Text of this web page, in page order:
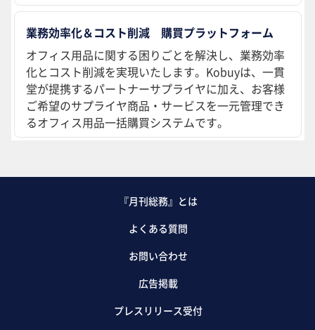
業務効率化＆コスト削減 購買プラットフォーム
オフィス用品に関する困りごとを解決し、業務効率
化とコスト削減を実現いたします。Kobuyは、一貫
堂が提携するパートナーサプライヤに加え、お客様
ご希望のサプライヤ商品・サービスを一元管理でき
るオフィス用品一括購買システムです。
『月刊総務』とは
よくある質問
お問い合わせ
広告掲載
プレスリリース受付